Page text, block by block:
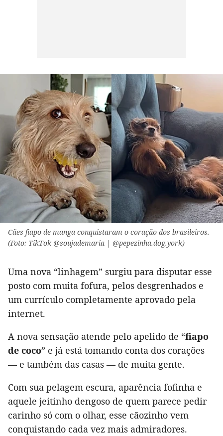
Cães fiapo de manga conquistaram o coração dos brasileiros.
(Foto: TikTok @soujademaria | @pepezinha.dog.york)
Uma nova “linhagem” surgiu para disputar esse
posto com muita fofura, pelos desgrenhados e
um currículo completamente aprovado pela
internet.
A nova sensação atende pelo apelido de “fiapo
de coco” e já está tomando conta dos corações
— e também das casas — de muita gente.
Com sua pelagem escura, aparência fofinha e
aquele jeitinho dengoso de quem parece pedir
carinho só com o olhar, esse cãozinho vem
conquistando cada vez mais admiradores.